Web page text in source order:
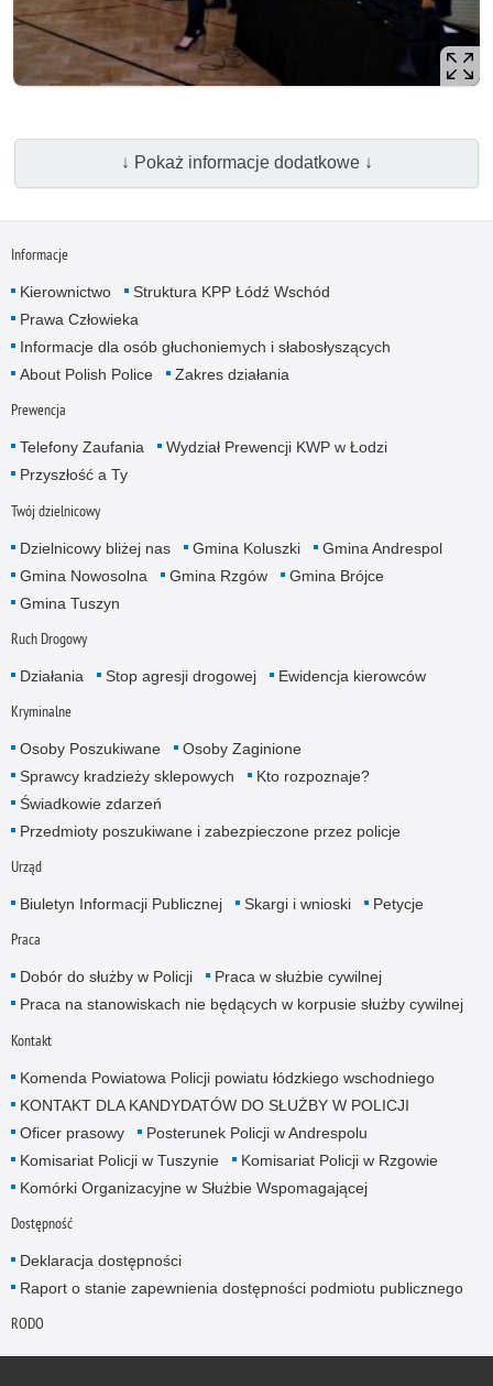
↓ Pokaż informacje dodatkowe ↓
Informacje
Kierownictwo
Struktura KPP Łódź Wschód
Prawa Człowieka
Informacje dla osób głuchoniemych i słabosłyszących
About Polish Police
Zakres działania
Prewencja
Telefony Zaufania
Wydział Prewencji KWP w Łodzi
Przyszłość a Ty
Twój dzielnicowy
Dzielnicowy bliżej nas Gmina Koluszki
Gmina Andrespol
Gmina Nowosolna
Gmina Rzgów
Gmina Brójce
Gmina Tuszyn
Ruch Drogowy
Działania Stop agresji drogowej Ewidencja kierowców
Kryminalne
Osoby Poszukiwane
Osoby Zaginione
Sprawcy kradzieży sklepowych
Kto rozpoznaje?
Świadkowie zdarzeń
Przedmioty poszukiwane i zabezpieczone przez policje
Urząd
Biuletyn Informacji Publicznej Skargi i wnioski Petycje
Praca
Dobór do służby w Policji
Praca w służbie cywilnej
Praca na stanowiskach nie będących w korpusie służby cywilnej
Kontakt
Komenda Powiatowa Policji powiatu łódzkiego wschodniego
KONTAKT DLA KANDYDATÓW DO SŁUŻBY W POLICJI
Oficer prasowy
Posterunek Policji w Andrespolu
Komisariat Policji w Tuszynie
Komisariat Policji w Rzgowie
Komórki Organizacyjne w Służbie Wspomagającej
Dostępność
Deklaracja dostępności
Raport o stanie zapewnienia dostępności podmiotu publicznego
RODO